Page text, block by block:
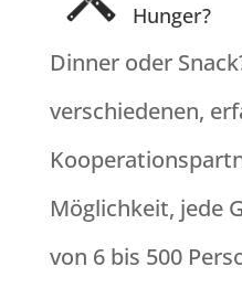
Hunger?
Dinner oder
verschiedenen,
Möglichkeit, jede
von 6 bis 500